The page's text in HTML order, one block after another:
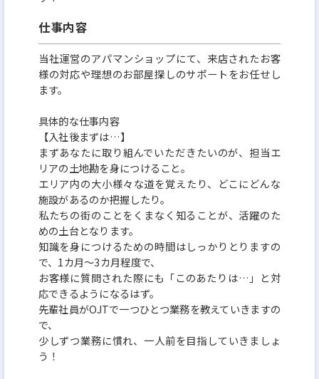
仕事内容
当社運営のアパマンショップにて、来店されたお客
様の対応や理想のお部屋探しのサポートをお任せし
ます。
具体的な仕事内容
【入社後まずは…】
まずあなたに取り組んでいただきたいのが、担当エ
リアの土地勘を身につけること。
エリア内の大小様々な道を覚えたり、どこにどんな
施設があるのか把握したり。
私たちの街のことをくまなく知ることが、活躍のた
めの土台となります。
知識を身につけるための時間はしっかりとりますの
で、1カ月～3カ月程度で、
お客様に質問された際にも「このあたりは…」と対
応できるようになるはず。
先輩社員がOJTで一つひとつ業務を教えていきますの
で、
少しずつ業務に慣れ、一人前を目指していきましょ
う！